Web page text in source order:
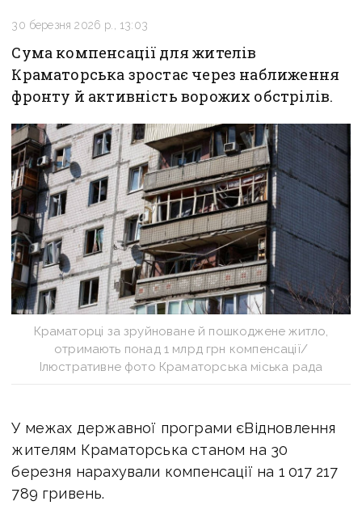
30 березня 2026 р., 13:03
Сума компенсації для жителів
Краматорська зростає через наближення
фронту й активність ворожих обстрілів.
Краматорці за зруйноване й пошкоджене житло,
отримають понад 1 млрд грн компенсації/
Ілюстративне фото Краматорська міська рада
У межах державної програми єВідновлення
жителям Краматорська станом на 30
березня нарахували компенсації на 1 017 217
789 гривень.